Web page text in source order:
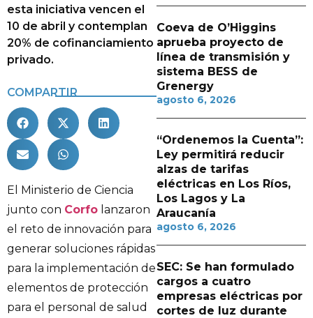
esta iniciativa vencen el
10 de abril y contemplan
20% de cofinanciamiento
privado.
COMPARTIR
El Ministerio de Ciencia
junto con Corfo lanzaron
el reto de innovación para
generar soluciones rápidas
para la implementación de
elementos de protección
para el personal de salud
Coeva de O’Higgins
aprueba proyecto de
línea de transmisión y
sistema BESS de
Grenergy
agosto 6, 2026
“Ordenemos la Cuenta”:
Ley permitirá reducir
alzas de tarifas
eléctricas en Los Ríos,
Los Lagos y La
Araucanía
agosto 6, 2026
SEC: Se han formulado
cargos a cuatro
empresas eléctricas por
cortes de luz durante